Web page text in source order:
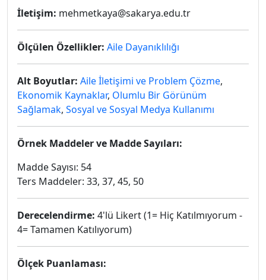
İletişim: mehmetkaya@sakarya.edu.tr
Ölçülen Özellikler: Aile Dayanıklılığı
Alt Boyutlar: Aile İletişimi ve Problem Çözme,
Ekonomik Kaynaklar, Olumlu Bir Görünüm
Sağlamak, Sosyal ve Sosyal Medya Kullanımı
Örnek Maddeler ve Madde Sayıları:
Madde Sayısı: 54
Ters Maddeler: 33, 37, 45, 50
Derecelendirme: 4'lü Likert (1= Hiç Katılmıyorum -
4= Tamamen Katılıyorum)
Ölçek Puanlaması: